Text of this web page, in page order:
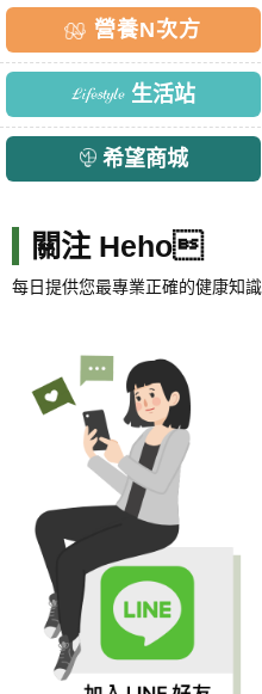
營養N次方
生活站
希望商城
關注 Heho
每日提供您最專業正確的健康知識